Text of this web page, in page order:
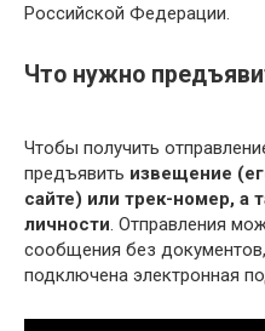
Российской Федерации.
Что нужно
Чтобы получить
предъявить извещение
сайте) или трек-номер, а
личности. Отправления
сообщения без документов,
подключена электронная